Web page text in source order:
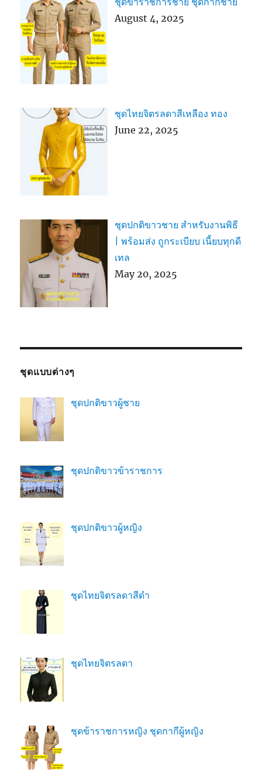
August 4, 2025
ชุดไทยจิตรลดาสีเหลือง ทอง
June 22, 2025
ชุดปกติขาวชาย สำหรับงานพิธี
| พร้อมส่ง ถูกระเบียบ เนี้ยบทุกดี
เทล
May 20, 2025
ชุดแบบต่างๆ
ชุดปกติขาวผู้ชาย
ชุดปกติขาวข้าราชการ
ชุดปกติขาวผู้หญิง
ชุดไทยจิตรลดาสีดํา
ชุดไทยจิตรลดา
ชุดข้าราชการหญิง ชุดกากีผู้หญิง